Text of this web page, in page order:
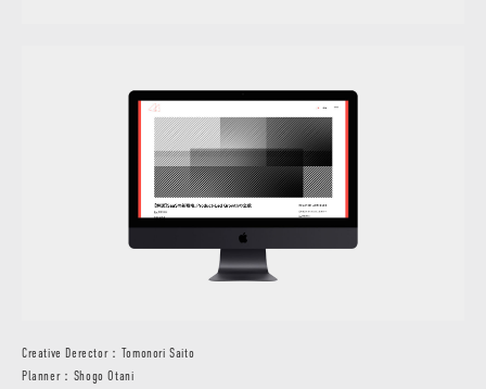
Creative Derector：Tomonori Saito
Planner：Shogo Otani